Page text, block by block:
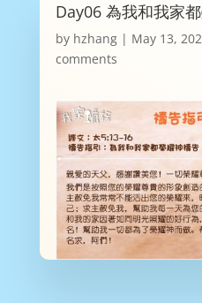
Day06 為我和我家
by hzhang| May 13,
comments